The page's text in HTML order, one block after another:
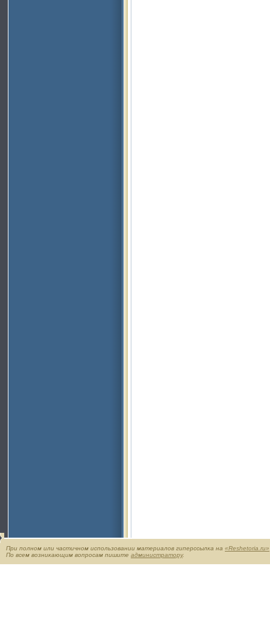
При полном или частичном использовании материалов гиперссылка на «Reshetoria.ru»
По всем возникающим вопросам пишите администратору.